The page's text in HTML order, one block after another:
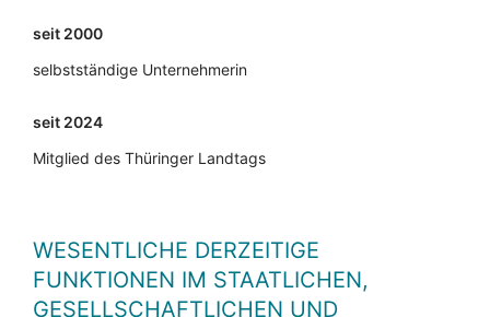
seit 2000
selbstständige Unternehmerin
seit 2024
Mitglied des Thüringer Landtags
WESENTLICHE DERZEITIGE
FUNKTIONEN IM STAATLICHEN,
GESELLSCHAFTLICHEN UND